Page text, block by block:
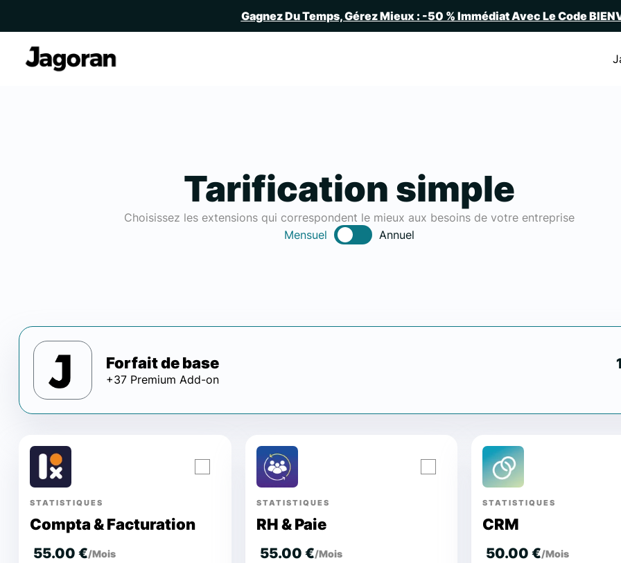
Gagnez Du Temps, Gérez Mieux : -50 % Immédiat Avec Le Code
Tarification simple
Choisissez les extensions qui correspondent le mieux aux besoins de votre entreprise
Mensuel
Annuel
Forfait de base
+37 Premium Add-on
STATISTIQUES
Compta & Facturation
55.00 €/Mois
STATISTIQUES
RH & Paie
55.00 €/Mois
STATISTIQUES
CRM
50.00 €/Mois